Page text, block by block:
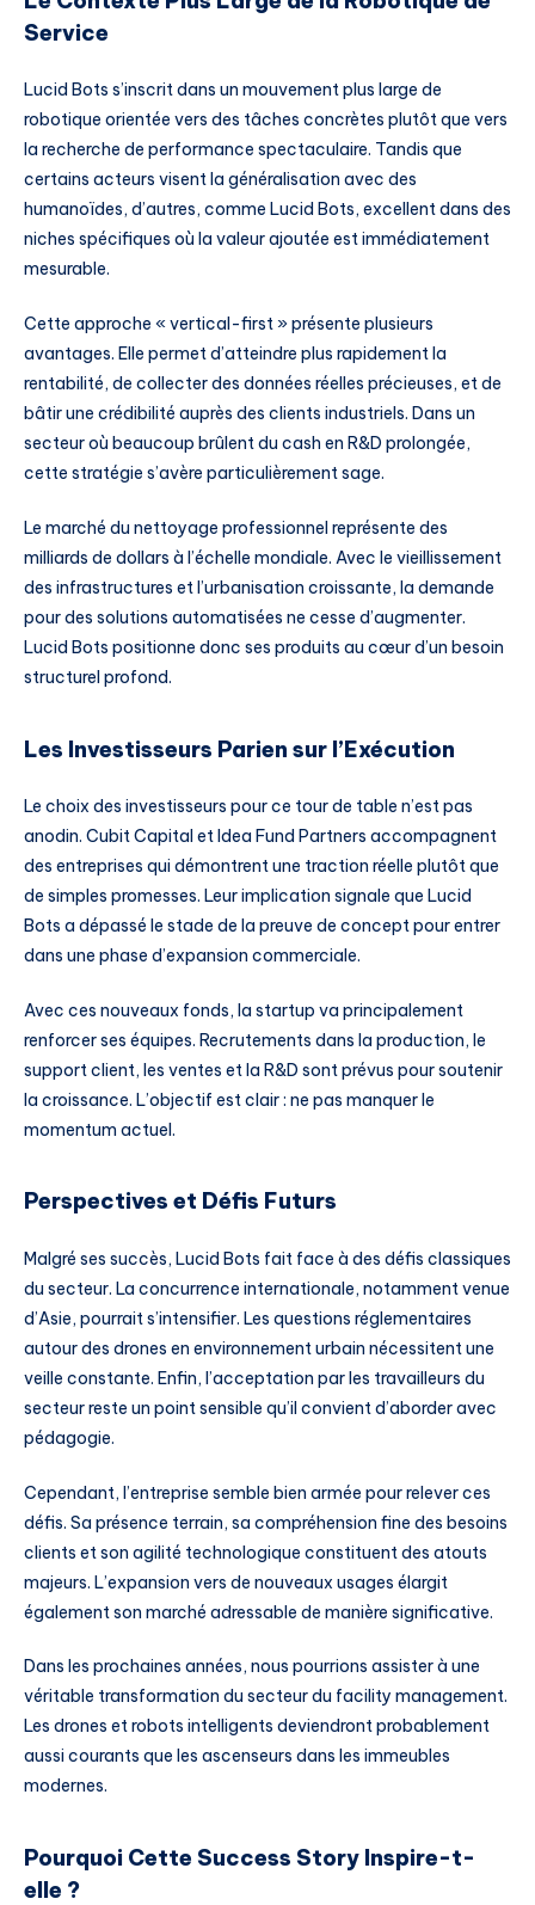
Service
Lucid Bots s’inscrit dans un mouvement plus large de
robotique orientée vers des tâches concrètes plutôt que vers
la recherche de performance spectaculaire. Tandis que
certains acteurs visent la généralisation avec des
humanoïdes, d’autres, comme Lucid Bots, excellent dans des
niches spécifiques où la valeur ajoutée est immédiatement
mesurable.
Cette approche « vertical-first » présente plusieurs
avantages. Elle permet d’atteindre plus rapidement la
rentabilité, de collecter des données réelles précieuses, et de
bâtir une crédibilité auprès des clients industriels. Dans un
secteur où beaucoup brûlent du cash en R&D prolongée,
cette stratégie s’avère particulièrement sage.
Le marché du nettoyage professionnel représente des
milliards de dollars à l’échelle mondiale. Avec le vieillissement
des infrastructures et l’urbanisation croissante, la demande
pour des solutions automatisées ne cesse d’augmenter.
Lucid Bots positionne donc ses produits au cœur d’un besoin
structurel profond.
Les Investisseurs Parien sur l’Exécution
Le choix des investisseurs pour ce tour de table n’est pas
anodin. Cubit Capital et Idea Fund Partners accompagnent
des entreprises qui démontrent une traction réelle plutôt que
de simples promesses. Leur implication signale que Lucid
Bots a dépassé le stade de la preuve de concept pour entrer
dans une phase d’expansion commerciale.
Avec ces nouveaux fonds, la startup va principalement
renforcer ses équipes. Recrutements dans la production, le
support client, les ventes et la R&D sont prévus pour soutenir
la croissance. L’objectif est clair : ne pas manquer le
momentum actuel.
Perspectives et Défis Futurs
Malgré ses succès, Lucid Bots fait face à des défis classiques
du secteur. La concurrence internationale, notamment venue
d’Asie, pourrait s’intensifier. Les questions réglementaires
autour des drones en environnement urbain nécessitent une
veille constante. Enfin, l’acceptation par les travailleurs du
secteur reste un point sensible qu’il convient d’aborder avec
pédagogie.
Cependant, l’entreprise semble bien armée pour relever ces
défis. Sa présence terrain, sa compréhension fine des besoins
clients et son agilité technologique constituent des atouts
majeurs. L’expansion vers de nouveaux usages élargit
également son marché adressable de manière significative.
Dans les prochaines années, nous pourrions assister à une
véritable transformation du secteur du facility management.
Les drones et robots intelligents deviendront probablement
aussi courants que les ascenseurs dans les immeubles
modernes.
Pourquoi Cette Success Story Inspire-t-
elle ?